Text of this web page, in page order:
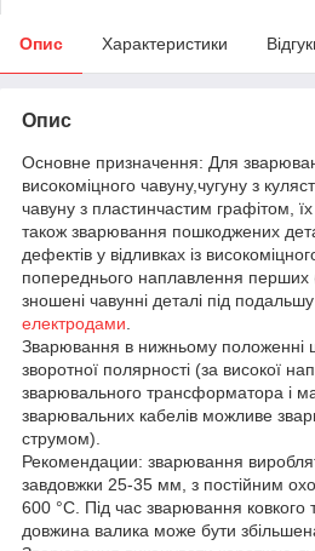
Опис Характеристики
Опис
Основне призначення: Для
високоміцного чавуну,чугуну з
чавуну з пластинчастим графітом,
також зварювання пошкоджених
дефектів у відливках із
попереднього наплавлення перших
зношені чавунні деталі під
електродами
Зварювання в нижньому положенні
зворотної полярності (за високої
зварювального трансформатора і
зварювальних кабелів можливе
струмом).
Рекомендации: зварювання
завдовжки 25-35 мм, з постійним
600 °C. Під час зварювання ковкого
довжина валика може бути